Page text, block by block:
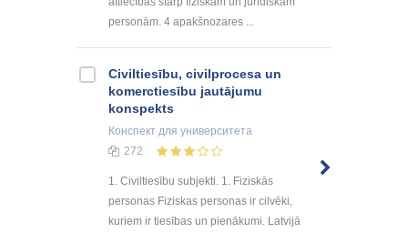
personām. 4 apakšnozares ...
Civiltiesību, civilprocesa un
komerctiesību jautājumu
konspekts
Конспект для университета
272
1. Civiltiesību subjekti. 1. Fiziskās
personas Fiziskas personas ir cilvēki,
kuriem ir tiesības un pienākumi. Latvijā